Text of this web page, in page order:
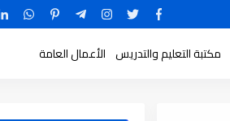
مكتبة التعليم والتدريس الأعمال العامة